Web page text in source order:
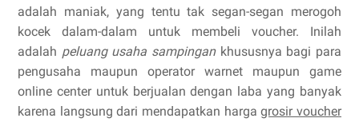
adalah maniak, yang tentu tak segan-segan merogoh
kocek dalam-dalam untuk membeli voucher. Inilah
adalah peluang usaha sampingankhususnya bagi para
pengusaha maupun operator warnet maupun game
online center untuk berjualan dengan laba yang banyak
karena langsung dari mendapatkan hargagrosir voucher